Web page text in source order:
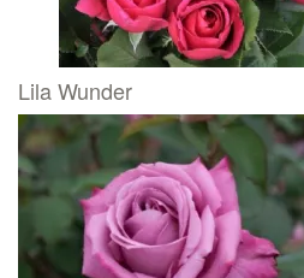
Lila Wunder